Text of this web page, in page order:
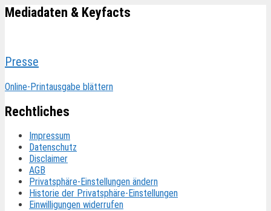
Mediadaten & Keyfacts
Presse
Online-Printausgabe blättern
Rechtliches
Impressum
Datenschutz
Disclaimer
AGB
Privatsphäre-Einstellungen ändern
Historie der Privatsphäre-Einstellungen
Einwilligungen widerrufen